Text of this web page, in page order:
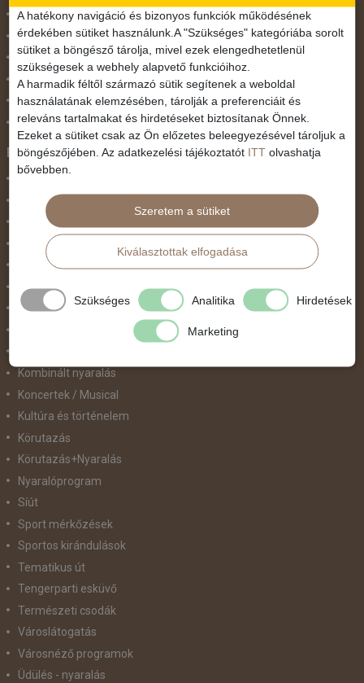
November 1.
Október 23.
Pünkösdi utazás
Szilveszter
Tavaszi szünet
Valentin nap
Programtípus
Belépőjegy
Egyéni út
Egzotikus út
Fesztiválok
Golfút
Gyalogtúra
Kombinált nyaralás
Koncertek / Musical
Kultúra és történelem
Körutazás
Körutazás+Nyaralás
Nyaralóprogram
Síút
Sport mérkőzések
Sportos kirándulások
Tematikus út
Tengerparti esküvő
Természeti csodák
Városlátogatás
Városnéző programok
Üdülés - nyaralás
A hatékony navigáció és bizonyos funkciók működésének
érdekében sütiket használunk.A "Szükséges" kategóriába sorolt
sütiket a böngésző tárolja, mivel ezek elengedhetetlenül
szükségesek a webhely alapvető funkcióihoz.
A harmadik féltől származó sütik segítenek a weboldal
használatának elemzésében, tárolják a preferenciáit és
releváns tartalmakat és hirdetéseket biztosítanak Önnek.
Ezeket a sütiket csak az Ön előzetes beleegyezésével tároljuk a
böngészőjében. Az adatkezelési tájékoztatót ITT olvashatja
bővebben.
Szeretem a sütiket
Kiválasztottak elfogadása
Szükséges Analitika Hirdetések
Marketing